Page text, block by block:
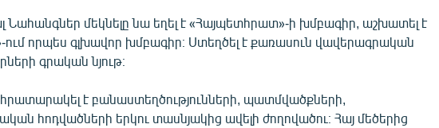
Նահանգներ մեկնելը նա եղել է «Հայպետհրատ»-ի խմբագիր, աշխատել է
ում որպես գլխավոր խմբագիր։ Ստեղծել է քառասուն վավերագրական
գրական նյութ։
է բանաստեղծությունների, պատմվածքների,
հոդվածների երկու տասնյակից ավելի ժողովածու։ Հայ մեծերից